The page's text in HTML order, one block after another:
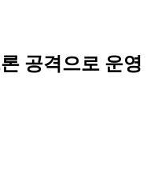
공격으로 운영